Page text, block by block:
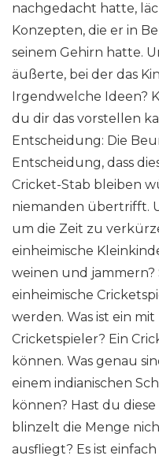
nachgedacht hatte,
Konzepten, die er in
seinem Gehirn hatte.
äußerte, bei der das
Irgendwelche Ideen?
du dir das vorstellen
Entscheidung: Die
Entscheidung, dass
Cricket-Stab bleiben
niemanden übertrifft.
um die Zeit zu
einheimische
weinen und jammern?
einheimische
werden. Was ist ein
Cricketspieler? Ein
können. Was genau
einem indianischen
können? Hast du
blinzelt die Menge
ausfliegt? Es ist